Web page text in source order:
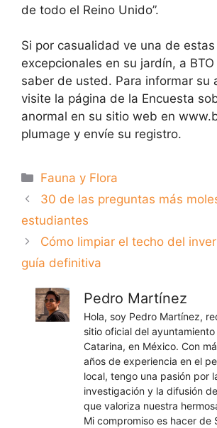
de todo el Reino Unido”.
Si por casualidad ve una de estas
excepcionales en su jardín, a
saber de usted. Para informar su
visite la página de la Encuesta
anormal en su sitio web en
plumage y envíe su registro.
Categorías
Fauna y Flora
30 de las preguntas más
estudiantes
Cómo limpiar el techo del
guía definitiva
Pedro Martínez
Hola, soy Pedro Martínez,
sitio oficial del
Catarina, en México. Con
años de experiencia en el
local, tengo una pasión por
investigación y la difusión
que valoriza nuestra
Mi compromiso es hacer de